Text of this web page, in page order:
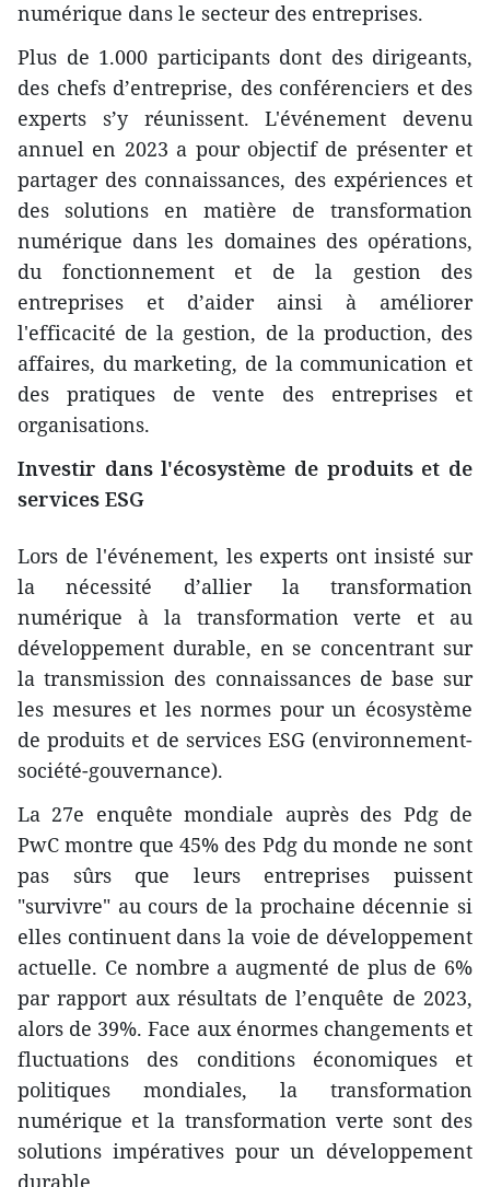
numérique dans le secteur des entreprises.
Plus de 1.000 participants dont des dirigeants,
des chefs d’entreprise, des conférenciers et des
experts s’y réunissent. L'événement devenu
annuel en 2023 a pour objectif de présenter et
partager des connaissances, des expériences et
des solutions en matière de transformation
numérique dans les domaines des opérations,
du fonctionnement et de la gestion des
entreprises et d’aider ainsi à améliorer
l'efficacité de la gestion, de la production, des
affaires, du marketing, de la communication et
des pratiques de vente des entreprises et
organisations.
Investir dans l'écosystème de produits et de
services ESG
Lors de l'événement, les experts ont insisté sur
la nécessité d’allier la transformation
numérique à la transformation verte et au
développement durable, en se concentrant sur
la transmission des connaissances de base sur
les mesures et les normes pour un écosystème
de produits et de services ESG (environnement-
société-gouvernance).
La 27e enquête mondiale auprès des Pdg de
PwC montre que 45% des Pdg du monde ne sont
pas sûrs que leurs entreprises puissent
"survivre" au cours de la prochaine décennie si
elles continuent dans la voie de développement
actuelle. Ce nombre a augmenté de plus de 6%
par rapport aux résultats de l’enquête de 2023,
alors de 39%. Face aux énormes changements et
fluctuations des conditions économiques et
politiques mondiales, la transformation
numérique et la transformation verte sont des
solutions impératives pour un développement